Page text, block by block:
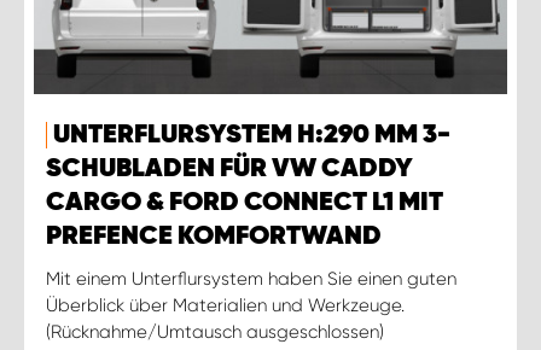
UNTERFLURSYSTEM H:290 MM 3-
SCHUBLADEN FÜR VW CADDY
CARGO & FORD CONNECT L1 MIT
PREFENCE KOMFORTWAND
Mit einem Unterflursystem haben Sie einen guten
Überblick über Materialien und Werkzeuge.
(Rücknahme/Umtausch ausgeschlossen)